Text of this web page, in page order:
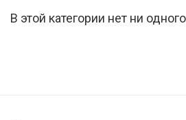
В этой категории нет ни